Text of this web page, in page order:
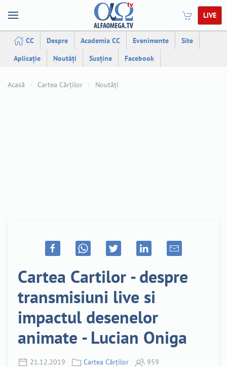
LIVE
CC Despre Academia CC Evenimente
Site
Aplicație
Noutăți Susține Facebook
Acasă Cartea Cărților Noutăți
Cartea Cartilor - despre
transmisiuni live si
impactul desenelor
animate - Lucian Oniga
21.12.2019 Cartea Cărților 959